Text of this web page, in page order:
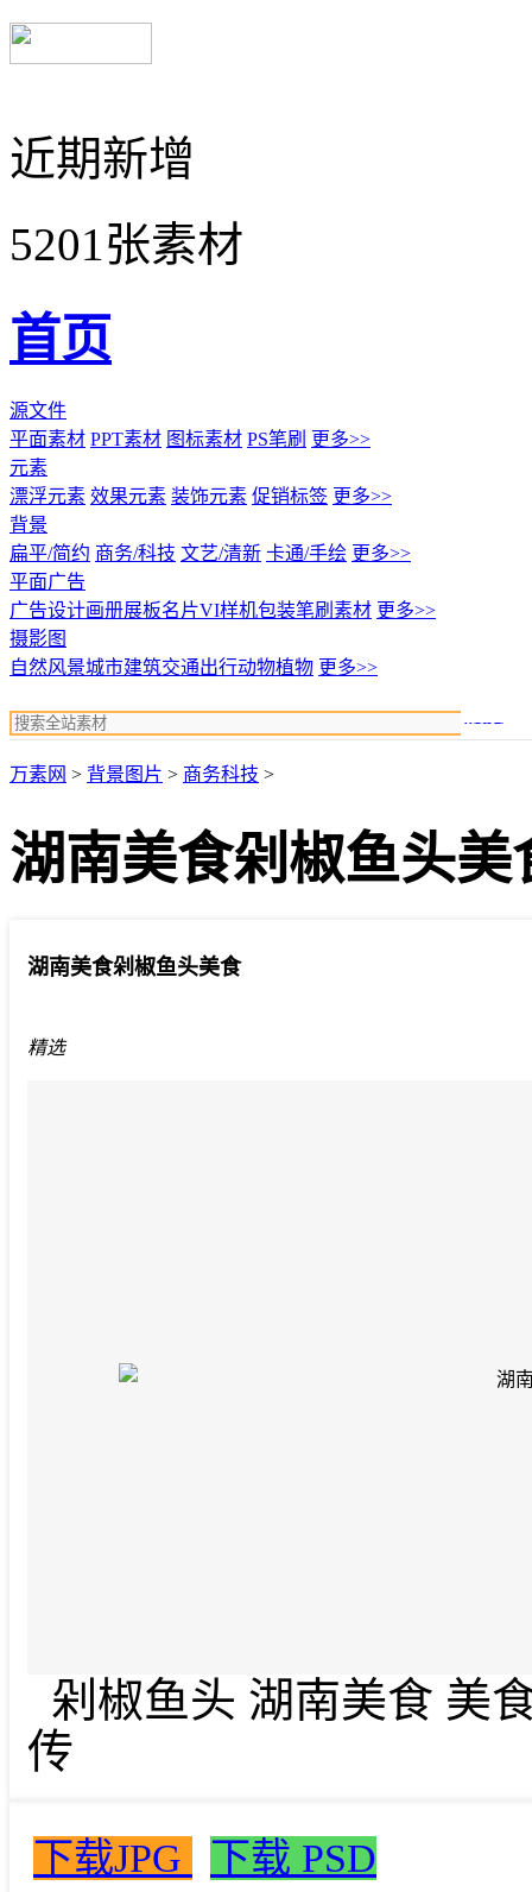
近期新增
5201张素材
首页
源文件
平面素材 PPT素材 图标素材 PS笔刷 更多>>
元素
漂浮元素 效果元素 装饰元素 促销标签 更多>>
背景
扁平/简约 商务/科技 文艺/清新 卡通/手绘 更多>>
平面广告
广告设计画册展板名片VI样机包装笔刷素材 更多>>
摄影图
自然风景城市建筑交通出行动物植物 更多>>
万素网 > 背景图片 > 商务科技 >
湖南美食剁椒鱼头美
湖南美食剁椒鱼头美食
精选
剁椒鱼头 湖南美食 美
传
下载JPG 下载 PSD